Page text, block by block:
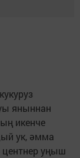
яныннан
икенче
ук, әмма
уңыш